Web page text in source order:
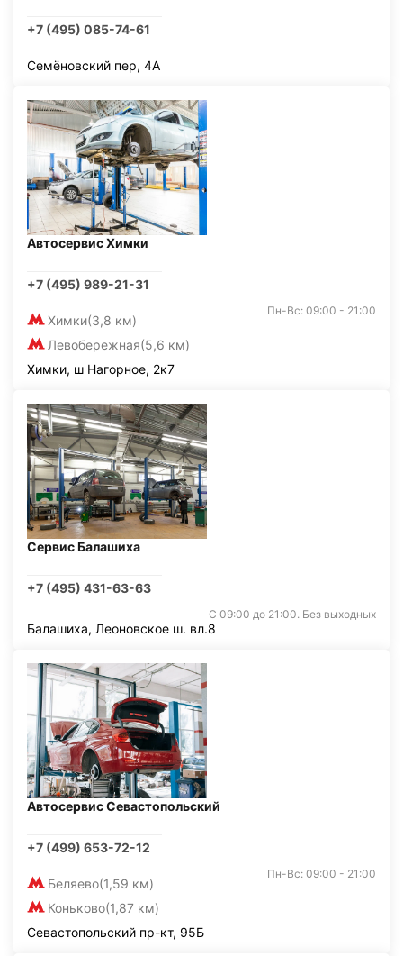
+7 (495) 085-74-61
Семёновский пер, 4А
Автосервис Химки
+7 (495) 989-21-31
Химки(3,8 км)
Левобережная(5,6 км)
Пн-Вс: 09:00 - 21:00
Химки, ш Нагорное, 2к7
Сервис Балашиха
+7 (495) 431-63-63
С 09:00 до 21:00. Без выходных
Балашиха, Леоновское ш. вл.8
Автосервис Севастопольский
+7 (499) 653-72-12
Беляево(1,59 км)
Коньково(1,87 км)
Пн-Вс: 09:00 - 21:00
Севастопольский пр-кт, 95Б